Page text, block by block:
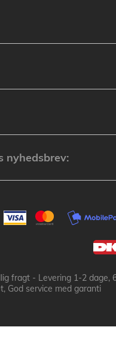
nyhedsbrev:
fragt - Levering 1-2 dage,
God service med garanti